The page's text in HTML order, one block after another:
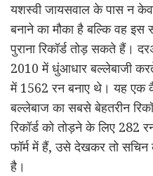
यशस्वी जायसवाल के पास न
बनाने का मौका है बल्कि वह
पुराना रिकॉर्ड तोड़ सकते हैं।
2010 में धुंआधार बल्लेबाजी
में 1562 रन बनाए थे। यह एक
बल्लेबाज का सबसे बेहतरीन
रिकॉर्ड को तोड़ने के लिए
फॉर्म में हैं, उसे देखकर तो सचिन
है।